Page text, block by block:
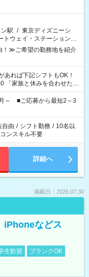
駅 / 東京ディズニーシ
トウェイ・ステーション駅
！≫ご希望の勤務地を紹介
い」 「できれば残業はし
※Wワーク希望
時間と、もう1つのお仕事
る場合は応募できません。
～ ■ご応募から最短2～3
自由 / シフト勤務 / 10名以
ンスキル不要
詳細へ
掲載日：2026.07.30
iPhoneなどス
生歓迎
ブランクOK